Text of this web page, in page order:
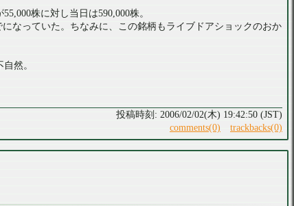
株に対し当日は590,000株。
なっていた。ちなみに、この銘柄もライブドアショックのおか
然。
2006/02/02(木) 19:42:50 (JST)
comments(0)
trackbacks(0)